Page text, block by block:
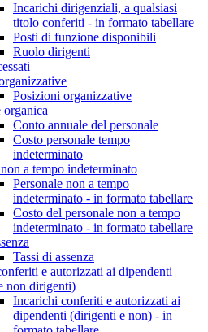
Incarichi dirigenziali, a qualsiasi
titolo conferiti - in formato tabellare
Posti di funzione disponibili
Ruolo dirigenti
Posizioni organizzative
Conto annuale del personale
Costo personale tempo
indeterminato
a tempo indeterminato
Personale non a tempo
indeterminato - in formato tabellare
Costo del personale non a tempo
indeterminato - in formato tabellare
Tassi di assenza
e autorizzati ai dipendenti
non dirigenti)
Incarichi conferiti e autorizzati ai
dipendenti (dirigenti e non) - in